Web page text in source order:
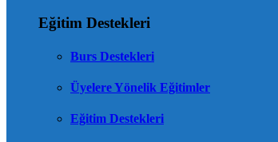
Eğitim Destekleri
Burs Destekleri
Üyelere Yönelik Eğitimler
Eğitim Destekleri